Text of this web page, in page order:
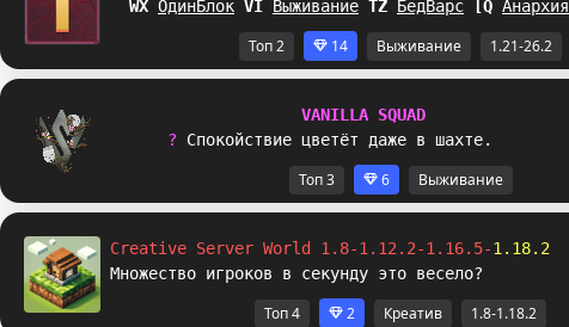
[I ОдинБлок [Y Выживание PT БедВарс IU Анархия
Топ 2 14 Выживание 1.21-26.2
VANIL L A SQUAD
? Спокойствие цветёт даже в шахте.
Топ 3 6 Выживание
Creative Server World 1.8-1.12.2-1.16.5-1.18.2
Множество игроков в секунду это весело?
Топ 4 2 Креатив 1.8-1.18.2